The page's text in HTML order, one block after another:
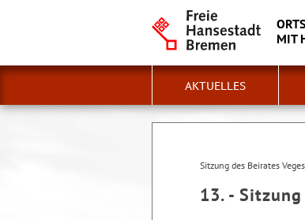
MIT
AKTUELLES
Sitzung des Beirates
13. -